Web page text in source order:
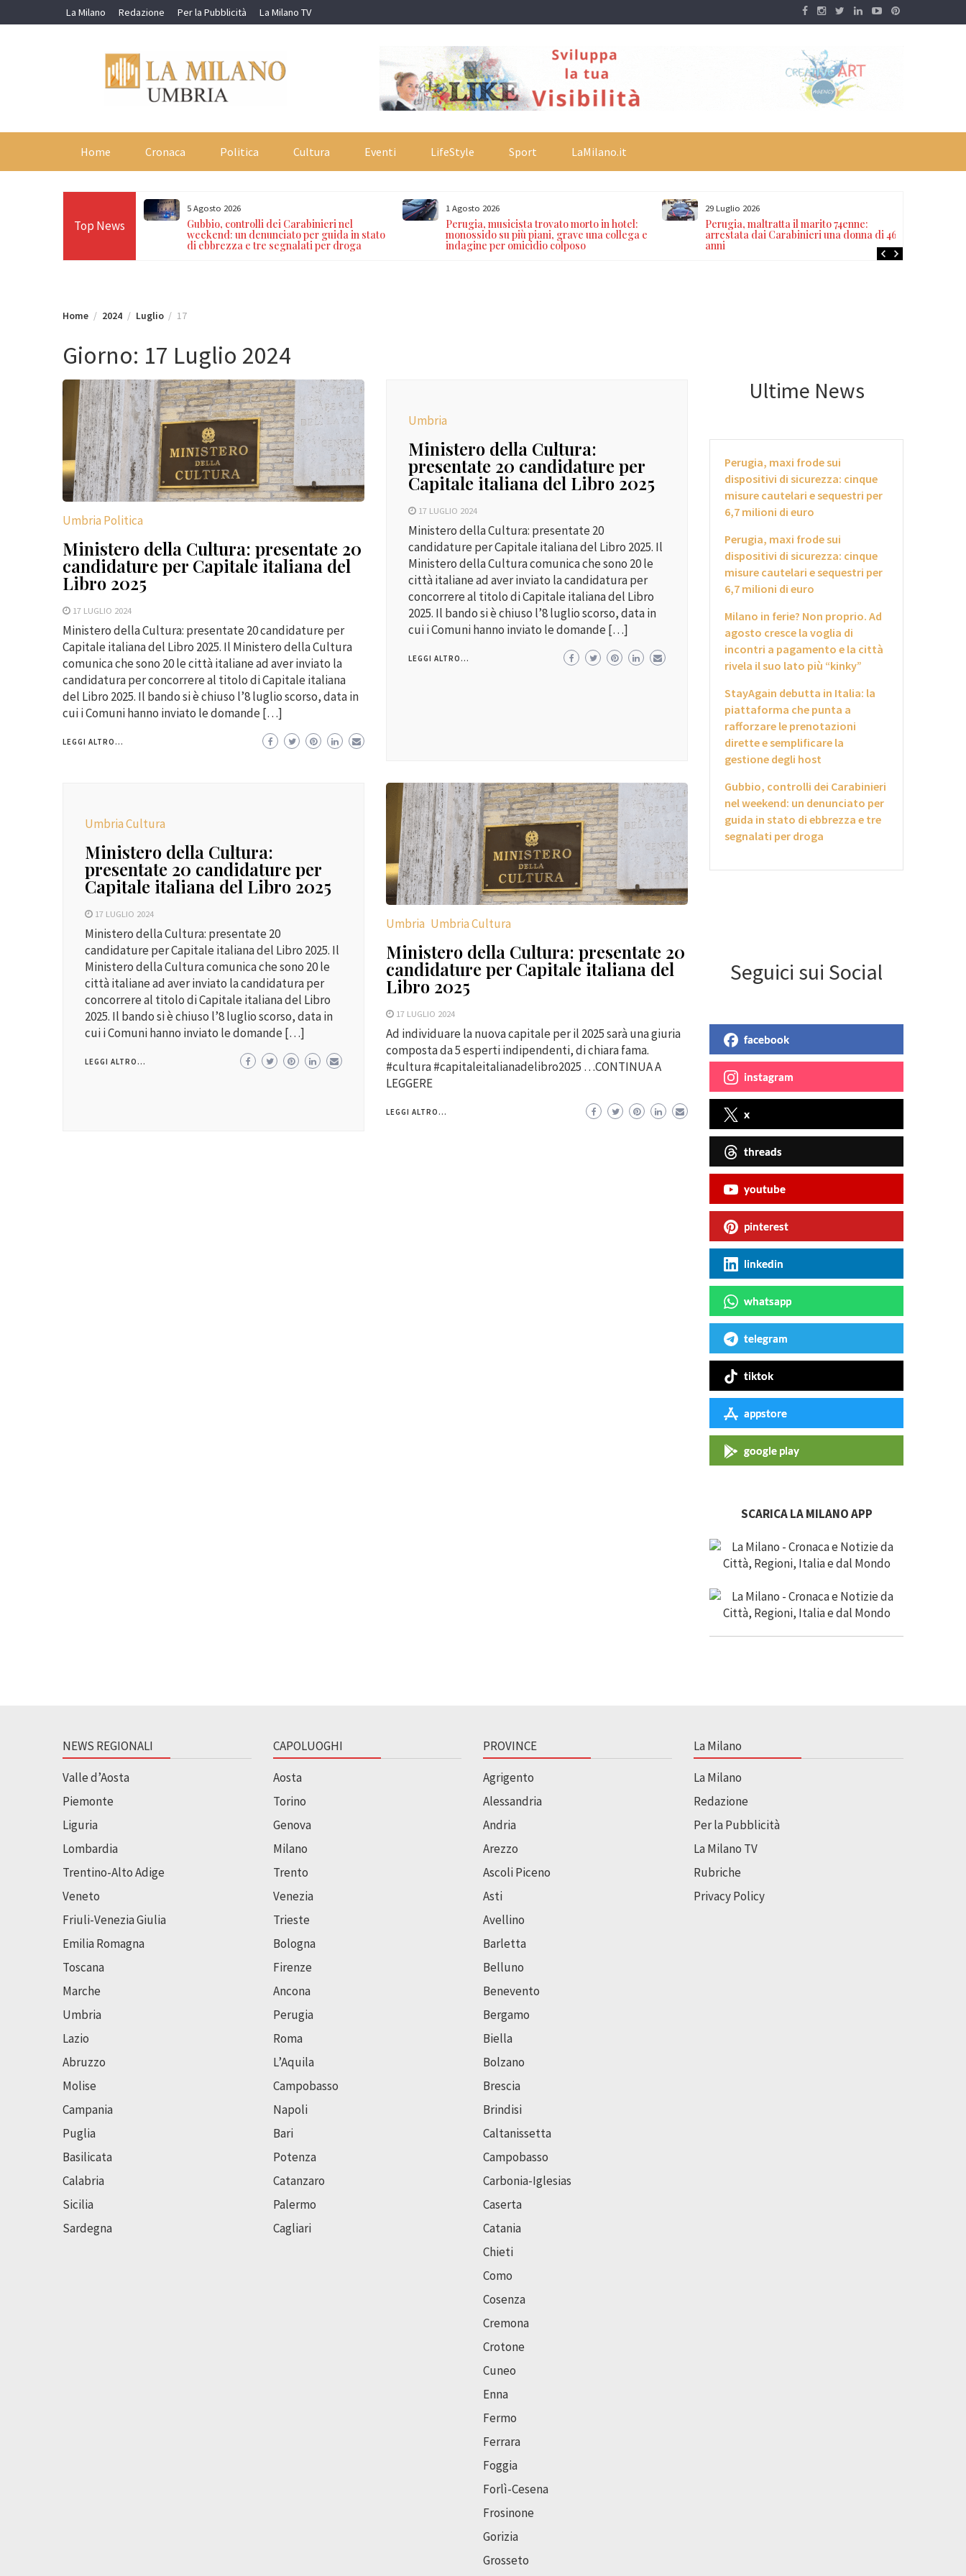
to
La Milano Redazione Per la Pubblicità La Milano TV
Home Cronaca Politica Cultura Eventi LifeStyle Sport LaMilano.it
Top News
sui dispositivi di
misure cautelari e
5 Agosto 2026
Gubbio, controlli dei Carabinieri nel
weekend: un denunciato per guida in stato
di ebbrezza e tre segnalati per droga
1 Agosto 2026
Perugia, musicista trovato morto in hotel:
monossido su più piani, grave una collega e
indagine per omicidio colposo
29 Luglio 2026
Perugia, maltratta il marito 74enne:
arrestata dai Carabinieri una donna di 46
anni
Home 2024 Luglio 17
Giorno: 17 Luglio 2024
Umbria Politica
Ministero della Cultura: presentate 20
candidature per Capitale italiana del
Libro 2025
17 LUGLIO 2024
Ministero della Cultura: presentate 20 candidature per
Capitale italiana del Libro 2025. Il Ministero della Cultura
comunica che sono 20 le città italiane ad aver inviato la
candidatura per concorrere al titolo di Capitale italiana
del Libro 2025. Il bando si è chiuso l’8 luglio scorso, data in
cui i Comuni hanno inviato le domande […]
LEGGI ALTRO...
Umbria
Ministero della Cultura:
presentate 20 candidature per
Capitale italiana del Libro 2025
17 LUGLIO 2024
Ministero della Cultura: presentate 20
candidature per Capitale italiana del Libro 2025. Il
Ministero della Cultura comunica che sono 20 le
città italiane ad aver inviato la candidatura per
concorrere al titolo di Capitale italiana del Libro
2025. Il bando si è chiuso l’8 luglio scorso, data in
cui i Comuni hanno inviato le domande […]
LEGGI ALTRO...
Umbria Cultura
Ministero della Cultura:
presentate 20 candidature per
Capitale italiana del Libro 2025
17 LUGLIO 2024
Ministero della Cultura: presentate 20
candidature per Capitale italiana del Libro 2025. Il
Ministero della Cultura comunica che sono 20 le
città italiane ad aver inviato la candidatura per
concorrere al titolo di Capitale italiana del Libro
2025. Il bando si è chiuso l’8 luglio scorso, data in
cui i Comuni hanno inviato le domande […]
LEGGI ALTRO...
Umbria Umbria Cultura
Ministero della Cultura: presentate 20
candidature per Capitale italiana del
Libro 2025
17 LUGLIO 2024
Ad individuare la nuova capitale per il 2025 sarà una giuria
composta da 5 esperti indipendenti, di chiara fama.
#cultura #capitaleitalianadelibro2025 …CONTINUA A
LEGGERE
LEGGI ALTRO...
Ultime News
Perugia, maxi frode sui
dispositivi di sicurezza: cinque
misure cautelari e sequestri per
6,7 milioni di euro
Perugia, maxi frode sui
dispositivi di sicurezza: cinque
misure cautelari e sequestri per
6,7 milioni di euro
Milano in ferie? Non proprio. Ad
agosto cresce la voglia di
incontri a pagamento e la città
rivela il suo lato più “kinky”
StayAgain debutta in Italia: la
piattaforma che punta a
rafforzare le prenotazioni
dirette e semplificare la
gestione degli host
Gubbio, controlli dei Carabinieri
nel weekend: un denunciato per
guida in stato di ebbrezza e tre
segnalati per droga
Seguici sui Social
facebook
instagram
x
threads
youtube
pinterest
linkedin
whatsapp
telegram
tiktok
appstore
google play
SCARICA LA MILANO APP
NEWS REGIONALI
Valle d’Aosta
Piemonte
Liguria
Lombardia
Trentino-Alto Adige
Veneto
Friuli-Venezia Giulia
Emilia Romagna
Toscana
Marche
Umbria
Lazio
Abruzzo
Molise
Campania
Puglia
Basilicata
Calabria
Sicilia
Sardegna
CAPOLUOGHI
Aosta
Torino
Genova
Milano
Trento
Venezia
Trieste
Bologna
Firenze
Ancona
Perugia
Roma
L’Aquila
Campobasso
Napoli
Bari
Potenza
Catanzaro
Palermo
Cagliari
PROVINCE
Agrigento
Alessandria
Andria
Arezzo
Ascoli Piceno
Asti
Avellino
Barletta
Belluno
Benevento
Bergamo
Biella
Bolzano
Brescia
Brindisi
Caltanissetta
Campobasso
Carbonia-Iglesias
Caserta
Catania
Chieti
Como
Cosenza
Cremona
Crotone
Cuneo
Enna
Fermo
Ferrara
Foggia
Forlì-Cesena
Frosinone
Gorizia
Grosseto
La Milano
La Milano
Redazione
Per la Pubblicità
La Milano TV
Rubriche
Privacy Policy